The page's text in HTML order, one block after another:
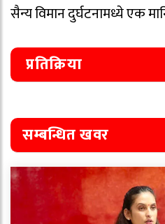
सैन्य विमान दुर्घटनामध्ये एक
प्रतिक्रिया
सम्बन्धित खवर